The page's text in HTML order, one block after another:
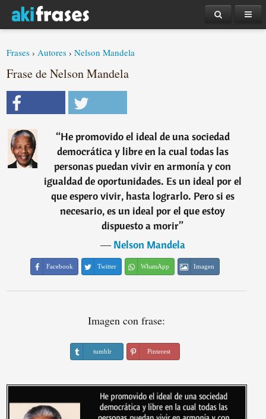
Frases ›Autores ›Nelson Mandela
Frase de Nelson Mandela
“He promovido el ideal de una sociedad
democrática y libre en la cual todas las
personas puedan vivir en armonía y con
igualdad de oportunidades. Es un ideal por el
que espero vivir, hasta lograrlo. Pero si es
necesario, es un ideal por el que estoy
dispuesto a morir”
―Nelson Mandela
Facebook Twitter WhatsApp Imagen
Imagen con frase:
tumblr Pinterest